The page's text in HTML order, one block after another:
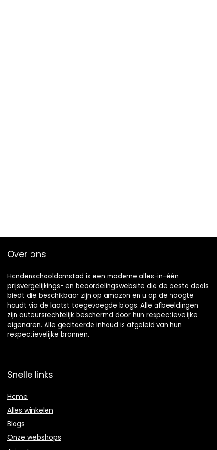
Over ons
Hondenschooldomstad is een moderne alles-in-één
prijsvergelijkings- en beoordelingswebsite die de beste deals
biedt die beschikbaar zijn op amazon en u op de hoogte
houdt via de laatst toegevoegde blogs. Alle afbeeldingen
zijn auteursrechtelijk beschermd door hun respectievelijke
eigenaren. Alle geciteerde inhoud is afgeleid van hun
respectievelijke bronnen.
Snelle links
Home
Alles winkelen
Blogs
Onze webshops